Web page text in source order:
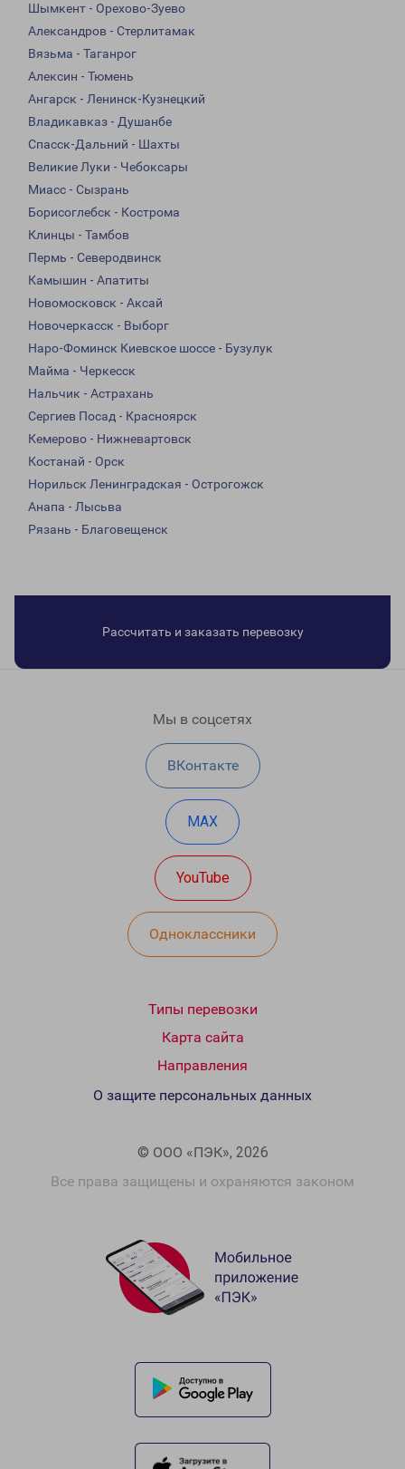
Шымкент - Орехово-Зуево
Александров - Стерлитамак
Вязьма - Таганрог
Алексин - Тюмень
Ангарск - Ленинск-Кузнецкий
Владикавказ - Душанбе
Спасск-Дальний - Шахты
Великие Луки - Чебоксары
Миасс - Сызрань
Борисоглебск - Кострома
Клинцы - Тамбов
Пермь - Северодвинск
Камышин - Апатиты
Новомосковск - Аксай
Новочеркасск - Выборг
Наро-Фоминск Киевское шоссе - Бузулук
Майма - Черкесск
Нальчик - Астрахань
Сергиев Посад - Красноярск
Кемерово - Нижневартовск
Костанай - Орск
Норильск Ленинградская - Острогожск
Анапа - Лысьва
Рязань - Благовещенск
Рассчитать и заказать перевозку
Мы в соцсетях
ВКонтакте
MAX
YouTube
Одноклассники
Типы перевозки
Карта сайта
Направления
© ООО «ПЭК», 2026
Все права защищены и охраняются законом
О защите персональных данных